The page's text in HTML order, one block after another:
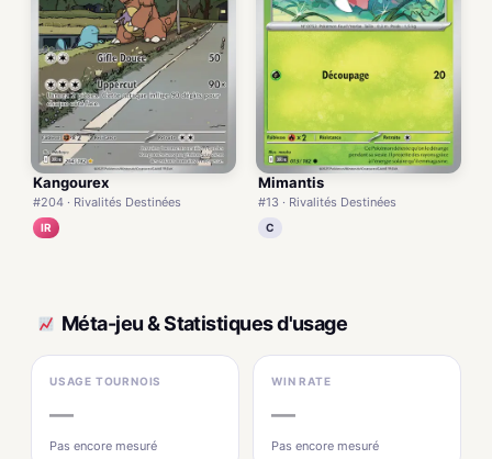
Kangourex
#204 · Rivalités Destinées
IR
Mimantis
#13 · Rivalités Destinées
C
Méta-jeu & Statistiques d'usage
USAGE TOURNOIS
—
Pas encore mesuré
WIN RATE
—
Pas encore mesuré